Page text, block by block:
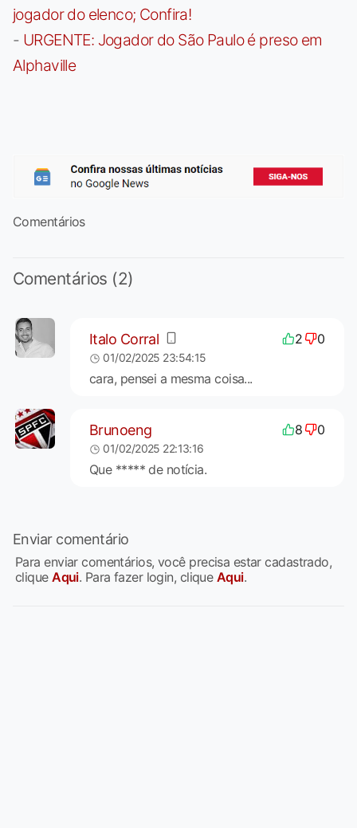
jogador do elenco; Confira!
- URGENTE: Jogador do São Paulo é preso em
Alphaville
Comentários
Comentários (2)
Italo Corral 2 0
01/02/2025 23:54:15
cara, pensei a mesma coisa...
Brunoeng 8 0
01/02/2025 22:13:16
Que ***** de notícia.
Enviar comentário
Para enviar comentários, você precisa estar cadastrado,
cliqueAqui. Para fazer login, clique Aqui.